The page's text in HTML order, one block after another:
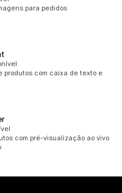
para pedidos
produtos com caixa de texto e
com pré-visualização ao vivo